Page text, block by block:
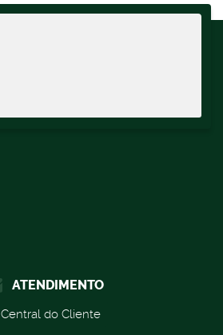
ATENDIMENTO
Central do Cliente